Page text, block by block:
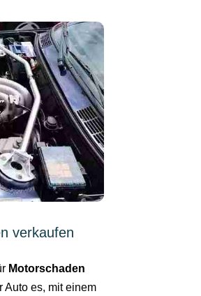
verkaufen
Motorschaden
Auto es, mit einem